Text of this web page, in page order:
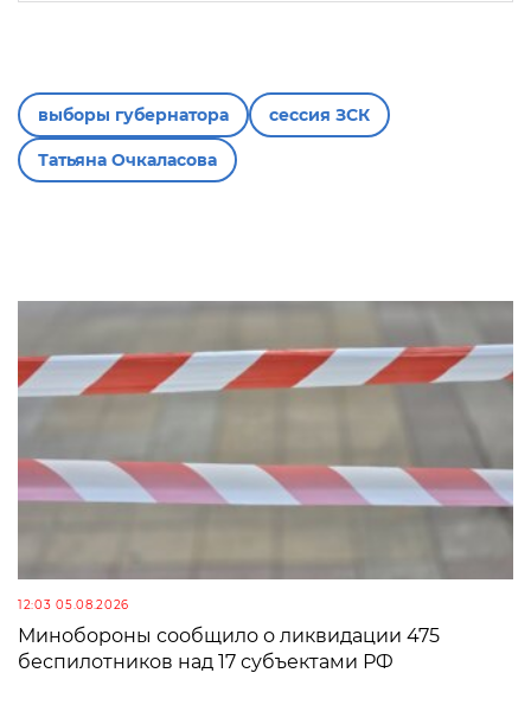
выборы губернатора сессия ЗСК
Татьяна Очкаласова
12:03 05.08.2026
Минобороны сообщило о ликвидации 475
беспилотников над 17 субъектами РФ